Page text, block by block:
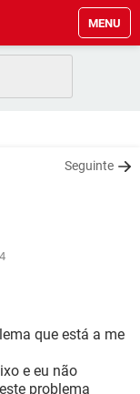
MENU
Seguinte
que está a me
e eu não
problema